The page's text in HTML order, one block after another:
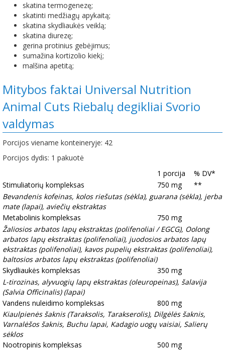
skatina termogenezę;
skatinti medžiagų apykaitą;
skatina skydliaukės veiklą;
skatina diurezę;
gerina protinius gebėjimus;
sumažina kortizolio kiekį;
malšina apetitą;
Mitybos faktai Universal Nutrition
Animal Cuts Riebalų degikliai Svorio
valdymas
Porcijos viename konteineryje: 42
Porcijos dydis: 1 pakuotė
1 porcija
% DV*
Stimuliatorių kompleksas
750 mg
**
Bevandenis kofeinas, kolos riešutas (sėkla), guarana (sėkla), jerba
mate (lapai), aviečių ekstraktas
Metabolinis kompleksas
750 mg
Žaliosios arbatos lapų ekstraktas (polifenoliai / EGCG), Oolong
arbatos lapų ekstraktas (polifenoliai), juodosios arbatos lapų
ekstraktas (polifenoliai), kavos pupelių ekstraktas (polifenoliai),
baltosios arbatos lapų ekstraktas (polifenoliai)
Skydliaukės kompleksas
350 mg
L-tirozinas, alyvuogių lapų ekstraktas (oleuropeinas), šalavija
(Salvia Officinalis) (lapai)
Vandens nuleidimo kompleksas
800 mg
Kiaulpienės šaknis (Taraksolis, Tarakserolis), Dilgėlės šaknis,
Varnalėšos šaknis, Buchu lapai, Kadagio uogų vaisiai, Salierų
sėklos
Nootropinis kompleksas
500 mg